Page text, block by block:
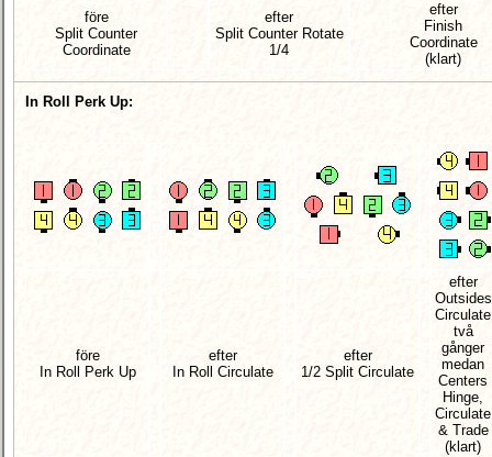
före
Split Counter
Coordinate
efter
Split Counter Rotate
1/4
efter
Finish
Coordinate
(klart)
In Roll Perk Up:
före
In Roll Perk Up
efter
In Roll Circulate
efter
1/2 Split Circulate
efter
Outsides
Circulate
två
gånger
medan
Centers
Hinge,
Circulate
& Trade
(klart)